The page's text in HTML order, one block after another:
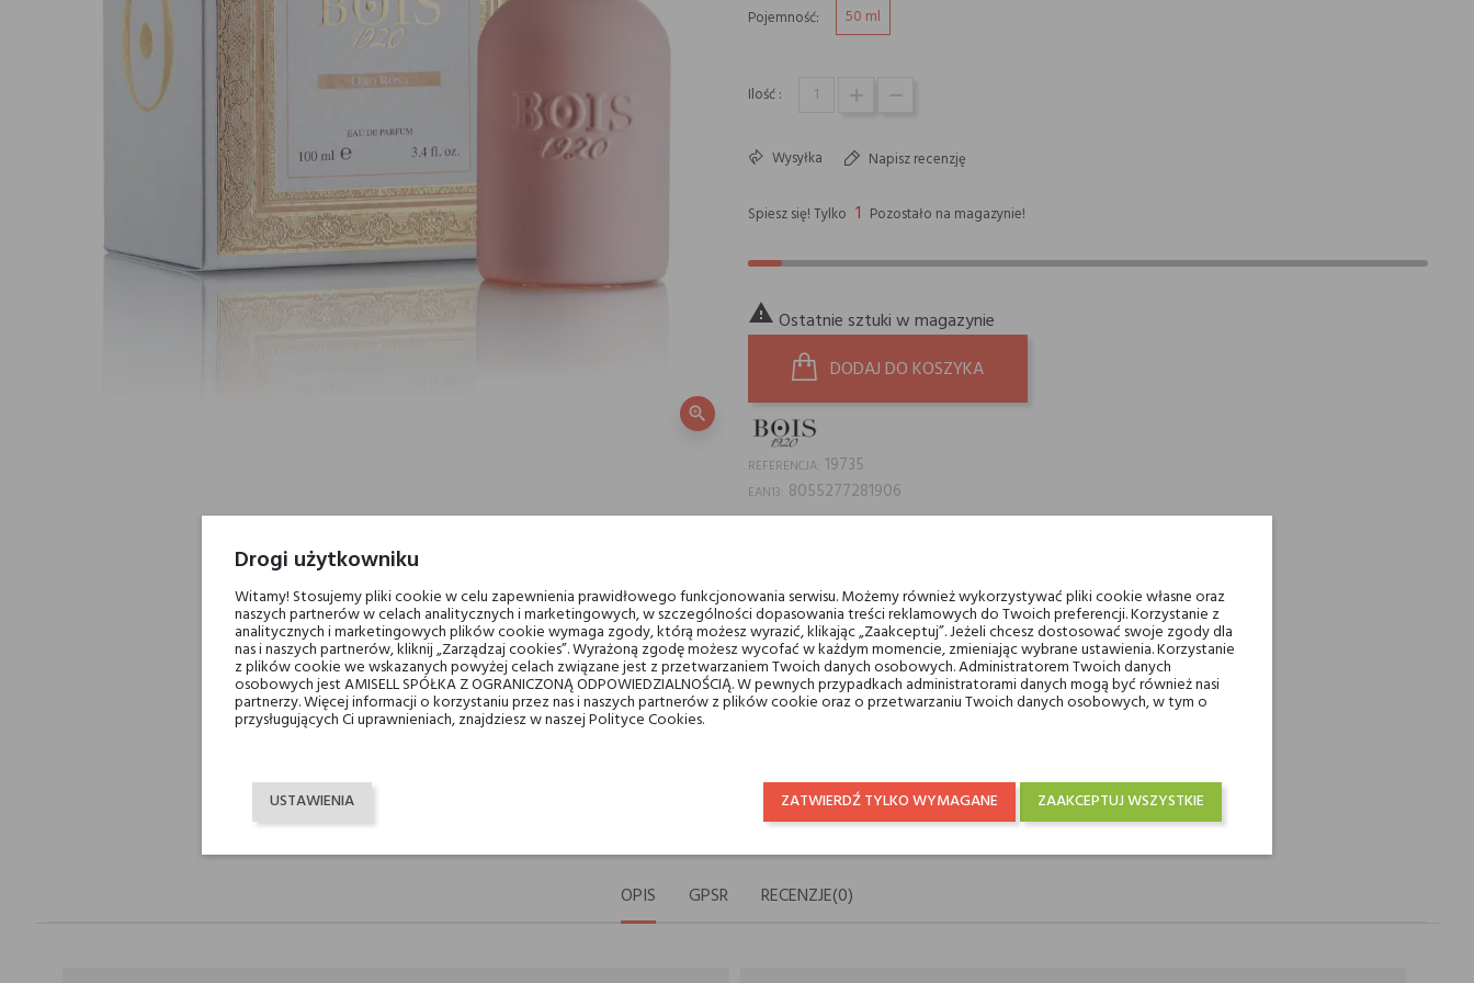
zoom_in
Pojemność: 50 ml
Ilość :
Wysyłka Napisz recenzję
Spiesz się! Tylko 1 Pozostało na magazynie!
 Ostatnie sztuki w magazynie
DODAJ DO KOSZYKA
REFERENCJA: 19735
EAN13: 8055277281906
Min. 3 próbki gratis do zamówienia powyżej 200 zł
Darmowa dostawa na terenie kraju od 250 zł! Wysyłka w 48H
14 dni na zwrot
OPIS GPSR RECENZJE(0)
Drogi użytkowniku
Witamy! Stosujemy pliki cookie w celu zapewnienia prawidłowego funkcjonowania serwisu. Możemy również wykorzystywać pliki cookie własne oraz
naszych partnerów w celach analitycznych i marketingowych, w szczególności dopasowania treści reklamowych do Twoich preferencji. Korzystanie z
analitycznych i marketingowych plików cookie wymaga zgody, którą możesz wyrazić, klikając „Zaakceptuj”. Jeżeli chcesz dostosować swoje zgody dla
nas i naszych partnerów, kliknij „Zarządzaj cookies”. Wyrażoną zgodę możesz wycofać w każdym momencie, zmieniając wybrane ustawienia. Korzystanie
z plików cookie we wskazanych powyżej celach związane jest z przetwarzaniem Twoich danych osobowych. Administratorem Twoich danych
osobowych jest AMISELL SPÓŁKA Z OGRANICZONĄ ODPOWIEDZIALNOŚCIĄ. W pewnych przypadkach administratorami danych mogą być również nasi
partnerzy. Więcej informacji o korzystaniu przez nas i naszych partnerów z plików cookie oraz o przetwarzaniu Twoich danych osobowych, w tym o
przysługujących Ci uprawnieniach, znajdziesz w naszej Polityce Cookies.
USTAWIENIA ZAAKCEPTUJ WSZYSTKIE
ZATWIERDŹ TYLKO WYMAGANE